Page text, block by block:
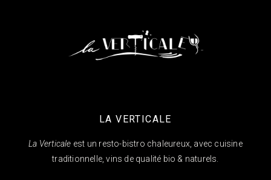
LA VERTICALE
La Verticale est un resto-bistro chaleureux, avec cuisine
traditionnelle, vins de qualité bio & naturels.